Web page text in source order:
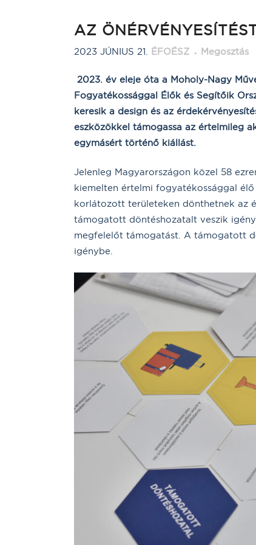
AZ
2023 JÚNIUS 21. ÉFOÉSZ Megosztás
2023. év eleje óta a Moholy-Nagy
Fogyatékossággal Élők és Segítőik
keresik a design és az
eszközökkel támogassa az értelmileg
egymásért történő kiállást.
Jelenleg Magyarországon közel 58
kiemelten értelmi fogyatékossággal
korlátozott területeken dönthetnek az
támogatott döntéshozatalt veszik
megfelelőt támogatást. A támogatott
igénybe.